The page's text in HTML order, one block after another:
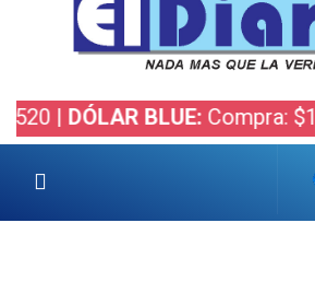
|DÓLAR BLUE:Compra: